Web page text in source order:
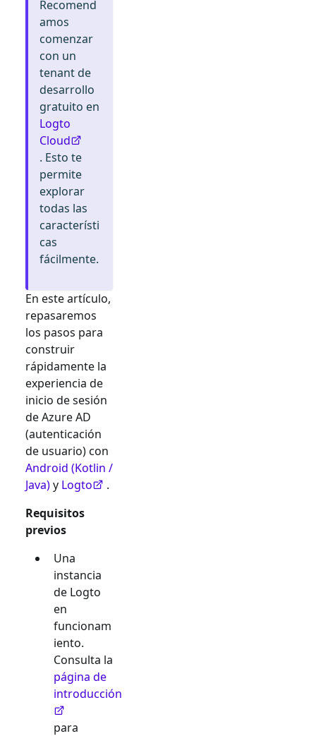
Recomend
amos
comenzar
con un
tenant de
desarrollo
gratuito en
Logto
Cloud
. Esto te
permite
explorar
todas las
característi
cas
fácilmente.
En este artículo,
repasaremos
los pasos para
construir
rápidamente la
experiencia de
inicio de sesión
deAzure AD
(autenticación
de usuario) con
Android (Kotlin /
Java)y Logto
.
Requisitos
previos
Una
instancia
de Logto
en
funcionam
iento.
Consulta la
página de
introducción
para